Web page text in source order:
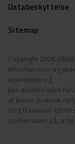
Copyright 2026
Informationer og
vejledende og
kan ændres uden
at levere præcise
Dog fraskriver
opmærksom på, at
Databeskyttelse
Sitemap